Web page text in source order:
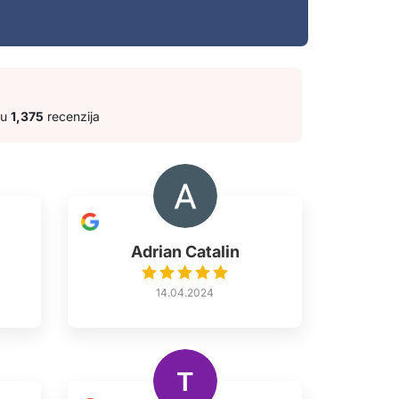
1,375 recenzija
Adrian Catalin
14.04.2024